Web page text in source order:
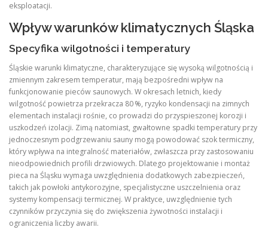
eksploatacji.
Wpływ warunków klimatycznych Śląska
Specyfika wilgotności i temperatury
Śląskie warunki klimatyczne, charakteryzujące się wysoką wilgotnością i
zmiennym zakresem temperatur, mają bezpośredni wpływ na
funkcjonowanie pieców saunowych. W okresach letnich, kiedy
wilgotność powietrza przekracza 80 %, ryzyko kondensacji na zimnych
elementach instalacji rośnie, co prowadzi do przyspieszonej korozji i
uszkodzeń izolacji. Zimą natomiast, gwałtowne spadki temperatury przy
jednoczesnym podgrzewaniu sauny mogą powodować szok termiczny,
który wpływa na integralność materiałów, zwłaszcza przy zastosowaniu
nieodpowiednich profili drzwiowych. Dlatego projektowanie i montaż
pieca na Śląsku wymaga uwzględnienia dodatkowych zabezpieczeń,
takich jak powłoki antykorozyjne, specjalistyczne uszczelnienia oraz
systemy kompensacji termicznej. W praktyce, uwzględnienie tych
czynników przyczynia się do zwiększenia żywotności instalacji i
ograniczenia liczby awarii.